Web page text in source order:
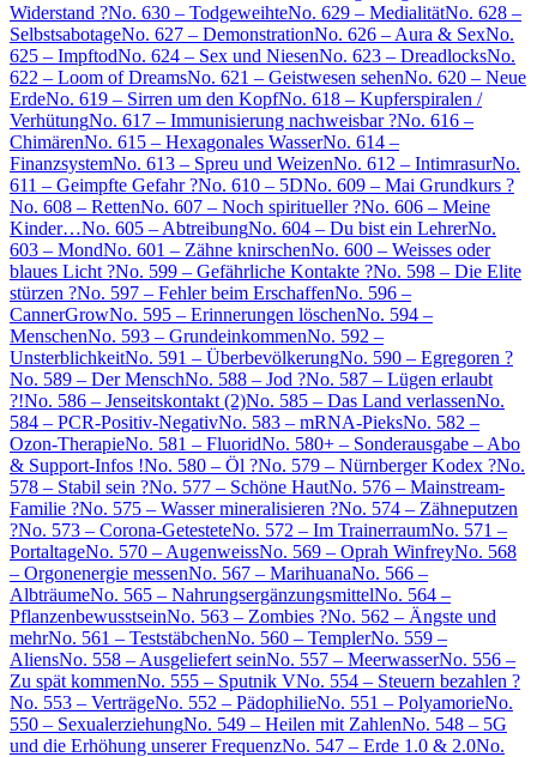
Widerstand ?No. 630 – TodgeweihteNo. 629 – MedialitätNo. 628 –
SelbstsabotageNo. 627 – DemonstrationNo. 626 – Aura & SexNo.
625 – ImpftodNo. 624 – Sex und NiesenNo. 623 – DreadlocksNo.
622 – Loom of DreamsNo. 621 – Geistwesen sehenNo. 620 – Neue
ErdeNo. 619 – Sirren um den KopfNo. 618 – Kupferspiralen /
VerhütungNo. 617 – Immunisierung nachweisbar ?No. 616 –
ChimärenNo. 615 – Hexagonales WasserNo. 614 –
FinanzsystemNo. 613 – Spreu und WeizenNo. 612 – IntimrasurNo.
611 – Geimpfte Gefahr ?No. 610 – 5DNo. 609 – Mai Grundkurs ?
No. 608 – RettenNo. 607 – Noch spiritueller ?No. 606 – Meine
Kinder…No. 605 – AbtreibungNo. 604 – Du bist ein LehrerNo.
603 – MondNo. 601 – Zähne knirschenNo. 600 – Weisses oder
blaues Licht ?No. 599 – Gefährliche Kontakte ?No. 598 – Die Elite
stürzen ?No. 597 – Fehler beim ErschaffenNo. 596 –
CannerGrowNo. 595 – Erinnerungen löschenNo. 594 –
MenschenNo. 593 – GrundeinkommenNo. 592 –
UnsterblichkeitNo. 591 – ÜberbevölkerungNo. 590 – Egregoren ?
No. 589 – Der MenschNo. 588 – Jod ?No. 587 – Lügen erlaubt
?!No. 586 – Jenseitskontakt (2)No. 585 – Das Land verlassenNo.
584 – PCR-Positiv-NegativNo. 583 – mRNA-PieksNo. 582 –
Ozon-TherapieNo. 581 – FluoridNo. 580+ – Sonderausgabe – Abo
& Support-Infos !No. 580 – Öl ?No. 579 – Nürnberger Kodex ?No.
578 – Stabil sein ?No. 577 – Schöne HautNo. 576 – Mainstream-
Familie ?No. 575 – Wasser mineralisieren ?No. 574 – Zähneputzen
?No. 573 – Corona-GetesteteNo. 572 – Im TrainerraumNo. 571 –
PortaltageNo. 570 – AugenweissNo. 569 – Oprah WinfreyNo. 568
– Orgonenergie messenNo. 567 – MarihuanaNo. 566 –
AlbträumeNo. 565 – NahrungsergänzungsmittelNo. 564 –
PflanzenbewusstseinNo. 563 – Zombies ?No. 562 – Ängste und
mehrNo. 561 – TeststäbchenNo. 560 – TemplerNo. 559 –
AliensNo. 558 – Ausgeliefert seinNo. 557 – MeerwasserNo. 556 –
Zu spät kommenNo. 555 – Sputnik VNo. 554 – Steuern bezahlen ?
No. 553 – VerträgeNo. 552 – PädophilieNo. 551 – PolyamorieNo.
550 – SexualerziehungNo. 549 – Heilen mit ZahlenNo. 548 – 5G
und die Erhöhung unserer FrequenzNo. 547 – Erde 1.0 & 2.0No.